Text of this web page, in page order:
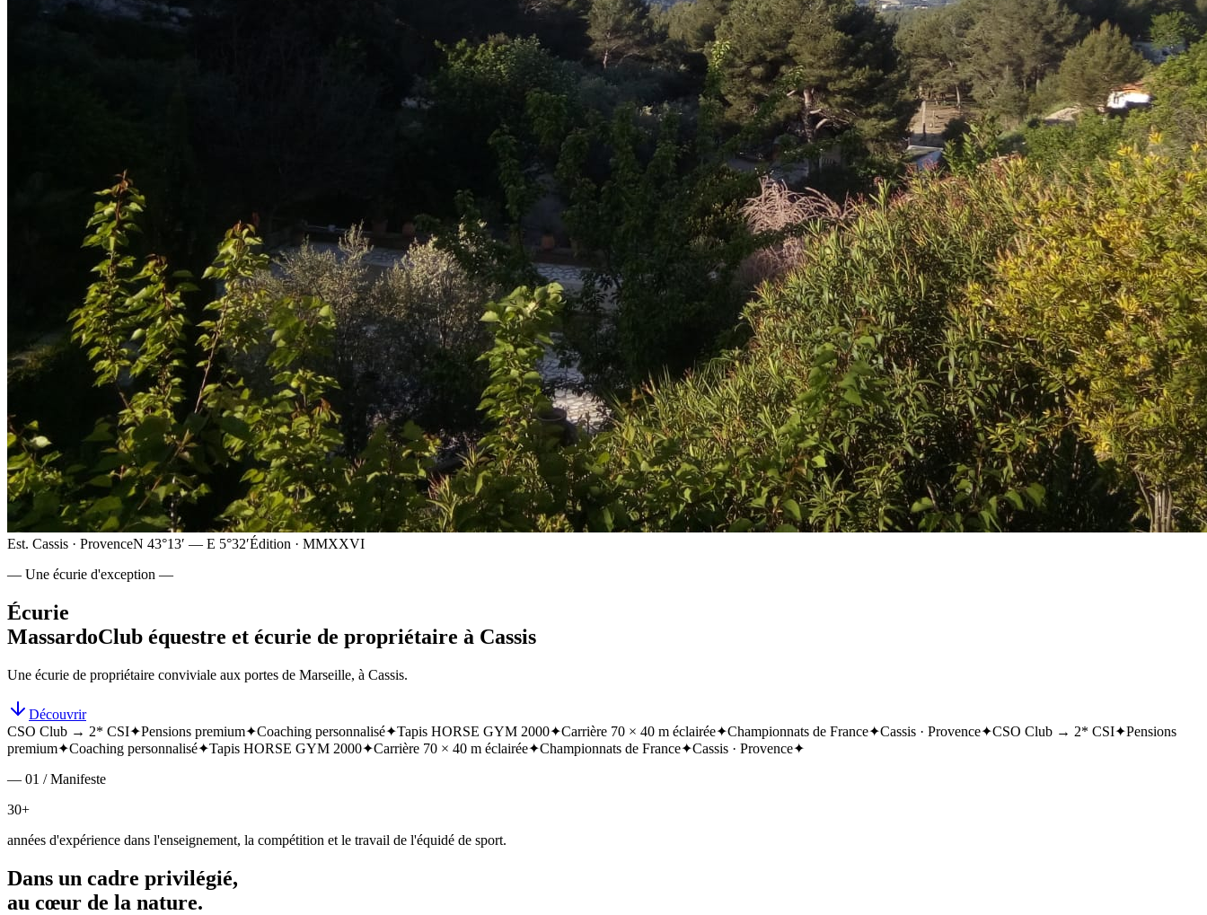
Est. Cassis · ProvenceN 43°13′ — E 5°32′Édition · MMXXVI
— Une écurie d'exception —
Écurie
MassardoClub équestre et écurie de propriétaire à Cassis
Une écurie de propriétaire conviviale aux portes de Marseille, à Cassis.
Découvrir
CSO Club → 2* CSI✦Pensions premium✦Coaching personnalisé✦Tapis HORSE GYM 2000✦Carrière 70 × 40 m éclairée✦Championnats de France✦Cassis · Provence✦CSO Club → 2* CSI✦Pensions
premium✦Coaching personnalisé✦Tapis HORSE GYM 2000✦Carrière 70 × 40 m éclairée✦Championnats de France✦Cassis · Provence✦
— 01 / Manifeste
30+
années d'expérience dans l'enseignement, la compétition et le travail de l'équidé de sport.
Dans un cadre privilégié,
au cœur de la nature.